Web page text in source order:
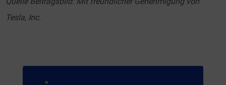
Tesla, Inc.